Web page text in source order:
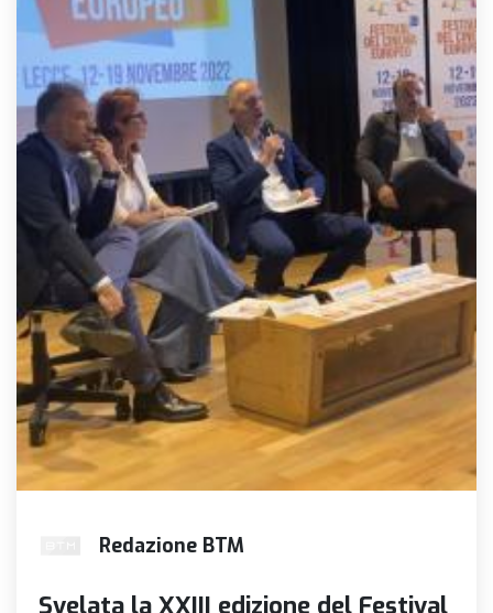
Redazione BTM
Svelata la XXIII edizione del Festival